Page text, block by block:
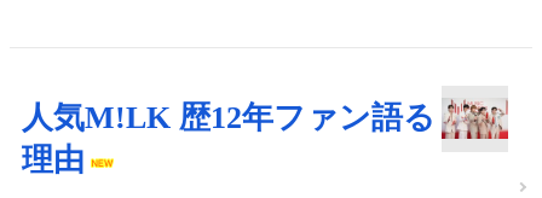
人気M!LK 歴12年ファン語る
理由